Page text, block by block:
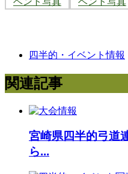
四半的・イベント情報
関連記事
宮崎県四半的弓道
ら...